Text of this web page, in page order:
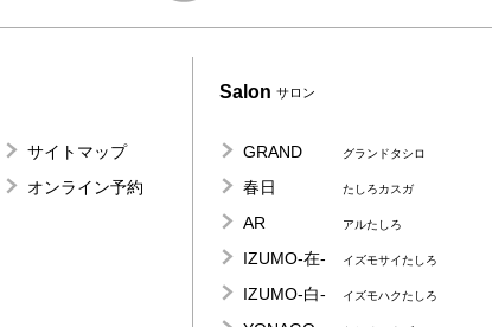
サイトマップ
オンライン予約
Salon サロン
GRAND グランドタシロ
春日 たしろカスガ
AR アルたしろ
IZUMO-在- イズモサイたしろ
IZUMO-白- イズモハクたしろ